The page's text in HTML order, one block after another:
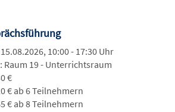
10:00 - 17:30 Uhr
Raum 19 - Unterrichtsraum
€
€ ab 6 Teilnehmern
€ ab 8 Teilnehmern